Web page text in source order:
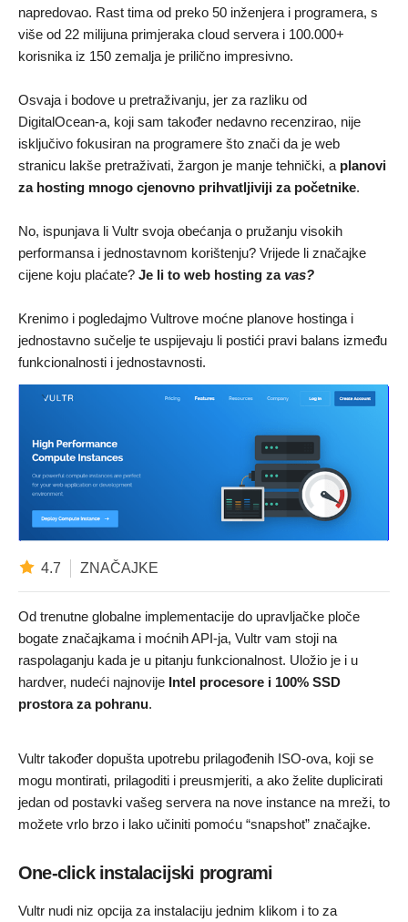
napredovao. Rast tima od preko 50 inženjera i programera, s
više od 22 milijuna primjeraka cloud servera i 100.000+
korisnika iz 150 zemalja je prilično impresivno.
Osvaja i bodove u pretraživanju, jer za razliku od
DigitalOcean-a, koji sam također nedavno recenzirao, nije
isključivo fokusiran na programere što znači da je web
stranicu lakše pretraživati, žargon je manje tehnički, a planovi
za hosting mnogo cjenovno prihvatljiviji za početnike.
No, ispunjava li Vultr svoja obećanja o pružanju visokih
performansa i jednostavnom korištenju? Vrijede li značajke
cijene koju plaćate? Je li to web hosting zavas?
Krenimo i pogledajmo Vultrove moćne planove hostinga i
jednostavno sučelje te uspijevaju li postići pravi balans između
funkcionalnosti i jednostavnosti.
4.7 ZNAČAJKE
Od trenutne globalne implementacije do upravljačke ploče
bogate značajkama i moćnih API-ja, Vultr vam stoji na
raspolaganju kada je u pitanju funkcionalnost. Uložio je i u
hardver, nudeći najnovije Intel procesore i 100% SSD
prostora za pohranu.
Vultr također dopušta upotrebu prilagođenih ISO-ova, koji se
mogu montirati, prilagoditi i preusmjeriti, a ako želite duplicirati
jedan od postavki vašeg servera na nove instance na mreži, to
možete vrlo brzo i lako učiniti pomoću “snapshot” značajke.
One-click instalacijski programi
Vultr nudi niz opcija za instalaciju jednim klikom i to za